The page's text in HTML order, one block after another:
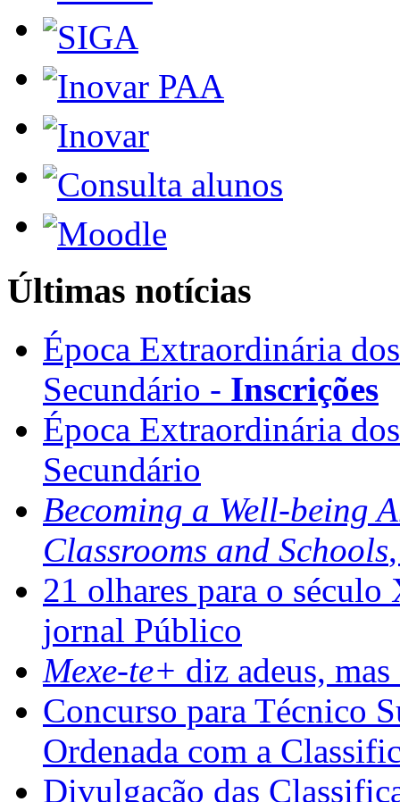
Últimas notícias
Época Extraordinária
Secundário - Inscrições
Época Extraordinária
Secundário
Becoming a Well-being
Classrooms and Schools
21 olhares para o
jornal Público
Mexe-te+ diz adeus,
Concurso para Técnico
Ordenada com a
Divulgação das